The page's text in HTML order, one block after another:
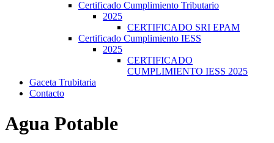
Certificado Cumplimiento Tributario
2025
CERTIFICADO SRI EPAM
Certificado Cumplimiento IESS
2025
CERTIFICADO
CUMPLIMIENTO IESS 2025
Gaceta Trubitaria
Contacto
Agua Potable